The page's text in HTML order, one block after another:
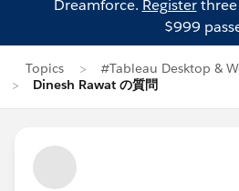
Dreamforce. Registerthree
$999
Topics
#Tableau Desktop &
Dinesh Rawat の質問